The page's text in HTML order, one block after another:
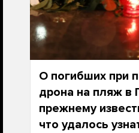
О погибших при
дрона на пляж в
прежнему
что удалось